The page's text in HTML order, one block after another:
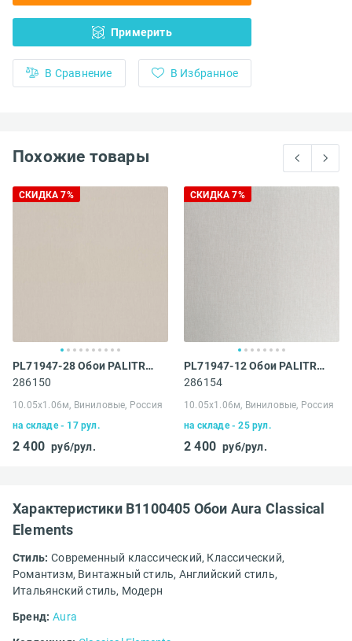
Примерить
В Сравнение В Избранное
Похожие товары
СКИДКА 7%
PL71947-28 Обои PALITRA LIFE (Palitra) Multicolor
286150
10.05х1.06м, Виниловые, Россия
на складе - 17 рул.
2 400 руб/рул.
СКИДКА 7%
PL71947-12 Обои PALITRA LIFE (Palitra) Multicolor
286154
10.05х1.06м, Виниловые, Россия
на складе - 25 рул.
2 400 руб/рул.
Характеристики B1100405 Обои Aura Classical
Elements
Стиль: Современный классический, Классический,
Романтизм, Винтажный стиль, Английский стиль,
Итальянский стиль, Модерн
Бренд: Aura